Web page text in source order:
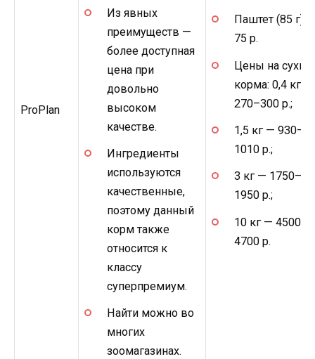
ProPlan
Из явных
преимуществ —
более доступная
цена при
довольно
высоком
качестве.
Ингредиенты
используются
качественные,
поэтому данный
корм также
относится к
классу
суперпремиум.
Найти можно во
многих
зоомагазинах.
Паштет (85 г)
75 р.
Цены на сухие
корма: 0,4 кг —
270–300 р.;
1,5 кг — 930–
1010 р.;
3 кг — 1750–
1950 р.;
10 кг — 4500–
4700 р.